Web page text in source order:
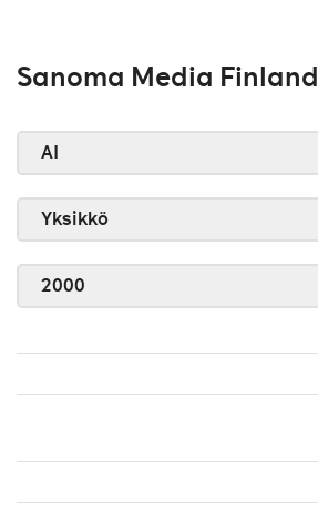
Sanoma Media Finland
AI
Yksikkö
2000